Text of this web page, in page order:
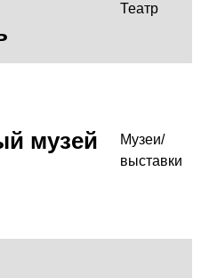
Театр
музей
Музеи/
выставки